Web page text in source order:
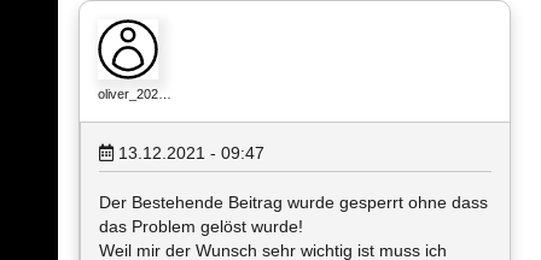
oliver_202…
13.12.2021 - 09:47
Der Bestehende Beitrag wurde gesperrt ohne dass
das Problem gelöst wurde!
Weil mir der Wunsch sehr wichtig ist muss ich